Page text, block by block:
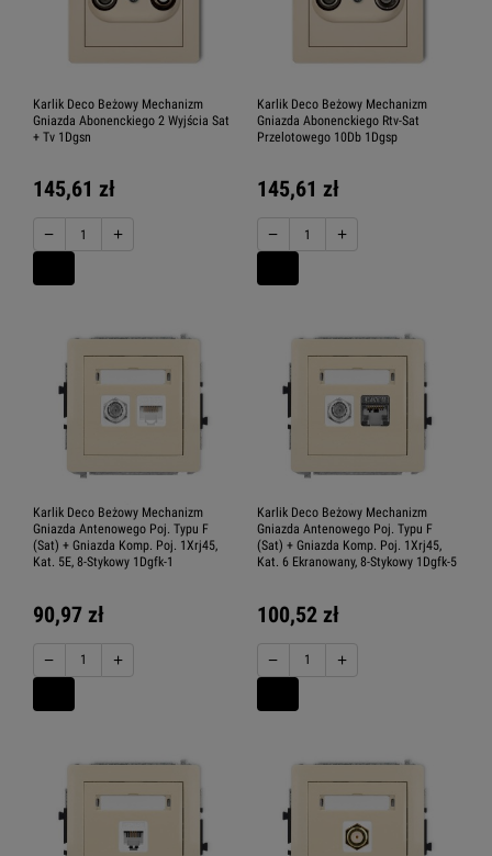
Karlik Deco Beżowy Mechanizm
Gniazda Abonenckiego 2 Wyjścia Sat
+ Tv 1Dgsn
145,61 zł
− +
Karlik Deco Beżowy Mechanizm
Gniazda Abonenckiego Rtv-Sat
Przelotowego 10Db 1Dgsp
145,61 zł
− +
Karlik Deco Beżowy Mechanizm
Gniazda Antenowego Poj. Typu F
(Sat) + Gniazda Komp. Poj. 1Xrj45,
Kat. 5E, 8-Stykowy 1Dgfk-1
90,97 zł
− +
Karlik Deco Beżowy Mechanizm
Gniazda Antenowego Poj. Typu F
(Sat) + Gniazda Komp. Poj. 1Xrj45,
Kat. 6 Ekranowany, 8-Stykowy 1Dgfk-5
100,52 zł
− +